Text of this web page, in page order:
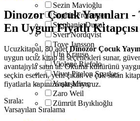
Sezin Mavioğlu
Sophie Fromager
Stephanie Duval
Sven Nordqvist
Tove Jansson
Ute Krause
Violene Riefolo
Vivet Pitelon Sparkes
Yaşar Miraç
Zaro Weil
Zümrüt Bıyıklıoğlu
Dinozor Çocuk Yayınları
En Uygun Fiyatlı Kitapçısı
Ucuzkitapal, 80 adetDinozor Çocuk
uygun ucuz kitap al seçenekleri sunar,
avantajıyla satın al. Okuma kültürünü
seçkin eserleri, yeni çıkan ve çok satan
fiyatlarla kapınıza ulaştırıyoruz.
Sırala:
Varsayılan Sıralama